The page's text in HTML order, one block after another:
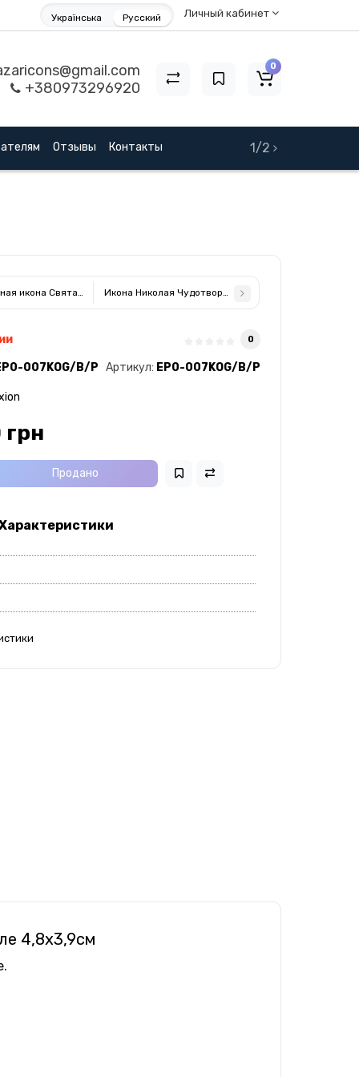
Личный кабинет
Українська Русский
+380973296920
0
Отзывы Контакты 1/2
икона Святая Семья в прямоугольной форме с позолотой 13х18см
Икона Николая Чудотворца серебряная в хрустале
0
007KOG/B/P Артикул: EP0-007KOG/B/P
Продано
4,8х3,9см